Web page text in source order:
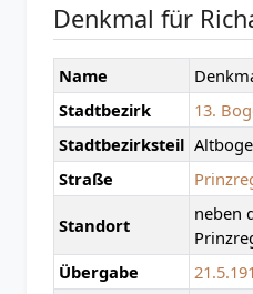
Denkmal für
Name
Stadtbezirk
13.
Stadtbezirksteil
Straße
Standort
neben
Übergabe